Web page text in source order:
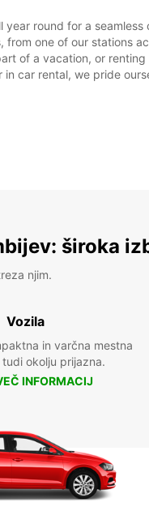
year round for a
from one of our stations
of a vacation, or
car rental, we pride
široka
njim.
Vozila
in varčna mestna
okolju prijazna.
INFORMACIJ